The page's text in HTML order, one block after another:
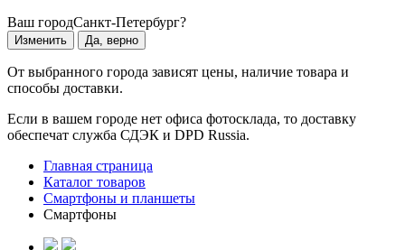
Ваш городСанкт-Петербург?
Изменить Да, верно
От выбранного города зависят цены, наличие товара и
способы доставки.
Если в вашем городе нет офиса фотосклада, то доставку
обеспечат служба СДЭК и DPD Russia.
Главная страница
Каталог товаров
Смартфоны и планшеты
Смартфоны